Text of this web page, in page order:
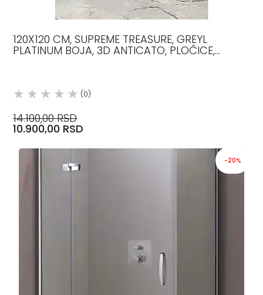
120X120 CM, SUPREME TREASURE, GREYL
PLATINUM BOJA, 3D ANTICATO, PLOČICE,
(0)
14.100,00 RSD
10.900,00 RSD
-20%